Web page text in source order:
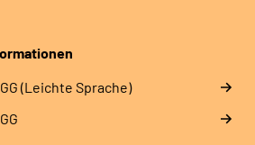
(Leichte Sprache)